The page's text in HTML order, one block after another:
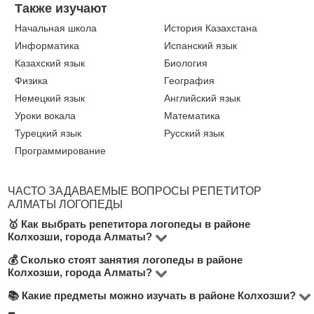
Также изучают
Начальная школа
История Казахстана
Информатика
Испанский язык
Казахский язык
Биология
Физика
География
Немецкий язык
Английский язык
Уроки вокала
Математика
Турецкий язык
Русский язык
Программирование
ЧАСТО ЗАДАВАЕМЫЕ ВОПРОСЫ РЕПЕТИТОР
АЛМАТЫ ЛОГОПЕДЫ
🥇 Как выбрать репетитора логопеды в районе
Колхозши, города Алматы?
На платформе BUKI доступно более 10000
репетиторов по всей стране, в том числе 1 в районе
Колхозши, города Алматы. Чтобы выбрать лучшего
💰 Сколько стоят занятия логопеды в районе
Колхозши, города Алматы?
Стоимость занятий составляет от 7000 до 5000 тнг в
📚 Какие предметы можно изучать в районе Колхозши?